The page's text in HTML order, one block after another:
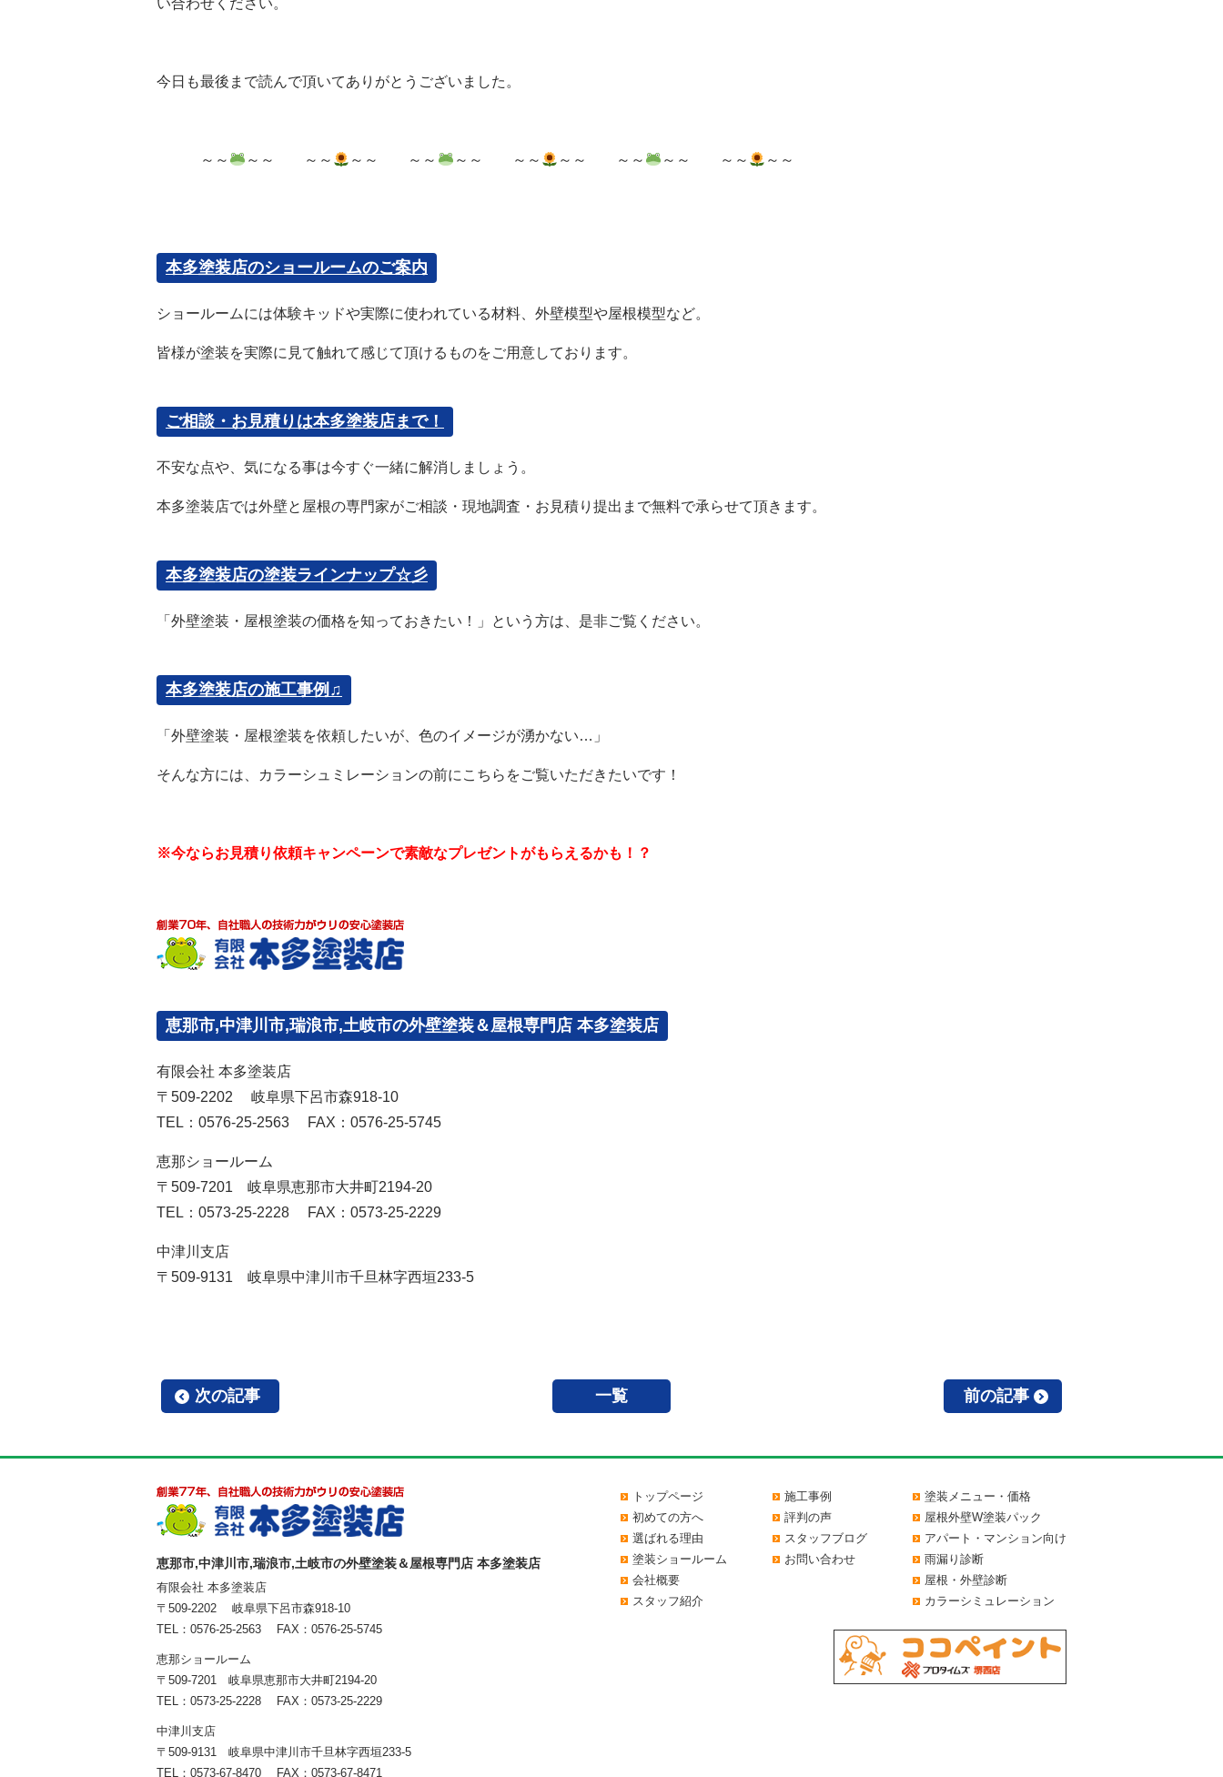
い合わせください。
今日も最後まで読んで頂いてありがとうございました。
～～ ～～ ～～ ～～ ～～ ～～ ～～ ～～ ～～ ～～ ～～ ～～
本多塗装店のショールームのご案内
ショールームには体験キッドや実際に使われている材料、外壁模型や屋根模型など。
皆様が塗装を実際に見て触れて感じて頂けるものをご用意しております。
ご相談・お見積りは本多塗装店まで！
不安な点や、気になる事は今すぐ一緒に解消しましょう。
本多塗装店では外壁と屋根の専門家がご相談・現地調査・お見積り提出まで無料で承らせて頂きます。
本多塗装店の塗装ラインナップ☆彡
「外壁塗装・屋根塗装の価格を知っておきたい！」という方は、是非ご覧ください。
本多塗装店の施工事例♫
「外壁塗装・屋根塗装を依頼したいが、色のイメージが湧かない…」
そんな方には、カラーシュミレーションの前にこちらをご覧いただきたいです！
※今ならお見積り依頼キャンペーンで素敵なプレゼントがもらえるかも！？
恵那市,中津川市,瑞浪市,土岐市の外壁塗装＆屋根専門店 本多塗装店
有限会社 本多塗装店
〒509-2202 岐阜県下呂市森918-10
TEL：0576-25-2563 FAX：0576-25-5745
恵那ショールーム
〒509-7201 岐阜県恵那市大井町2194-20
TEL：0573-25-2228 FAX：0573-25-2229
中津川支店
〒509-9131 岐阜県中津川市千旦林字西垣233-5
次の記事 一覧 前の記事
恵那市,中津川市,瑞浪市,土岐市の外壁塗装＆屋根専門店 本多塗装店
有限会社 本多塗装店
〒509-2202 岐阜県下呂市森918-10
TEL：0576-25-2563 FAX：0576-25-5745
恵那ショールーム
〒509-7201 岐阜県恵那市大井町2194-20
TEL：0573-25-2228 FAX：0573-25-2229
中津川支店
〒509-9131 岐阜県中津川市千旦林字西垣233-5
TEL：0573-67-8470 FAX：0573-67-8471
トップページ
初めての方へ
選ばれる理由
塗装ショールーム
会社概要
スタッフ紹介
施工事例
評判の声
スタッフブログ
お問い合わせ
塗装メニュー・価格
屋根外壁W塗装パック
アパート・マンション向け
雨漏り診断
屋根・外壁診断
カラーシミュレーション